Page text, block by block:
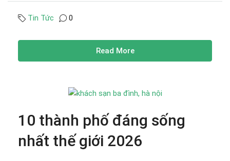
Tin Tức 0
Read More
10 thành phố đáng sống
nhất thế giới 2026